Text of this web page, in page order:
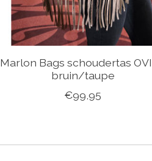
Marlon Bags schoudertas
bruin/taupe
€99,95